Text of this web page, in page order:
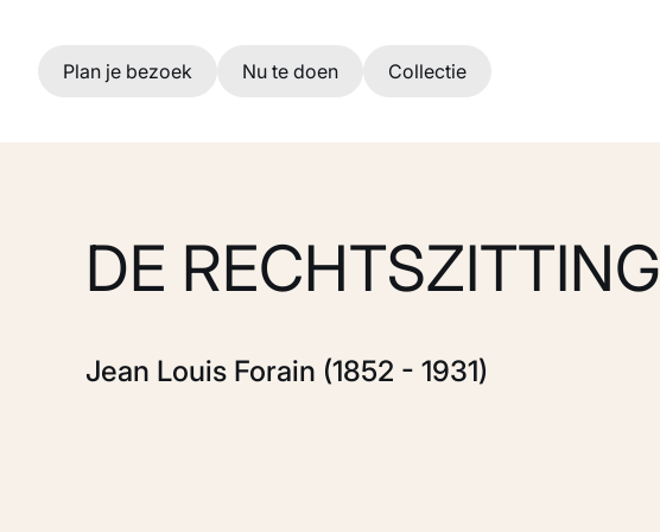
Ga naar hoofdinhoud
Plan je bezoek Nu te doen Collectie
DE RECHTSZITTING
Jean Louis Forain (1852 - 1931)